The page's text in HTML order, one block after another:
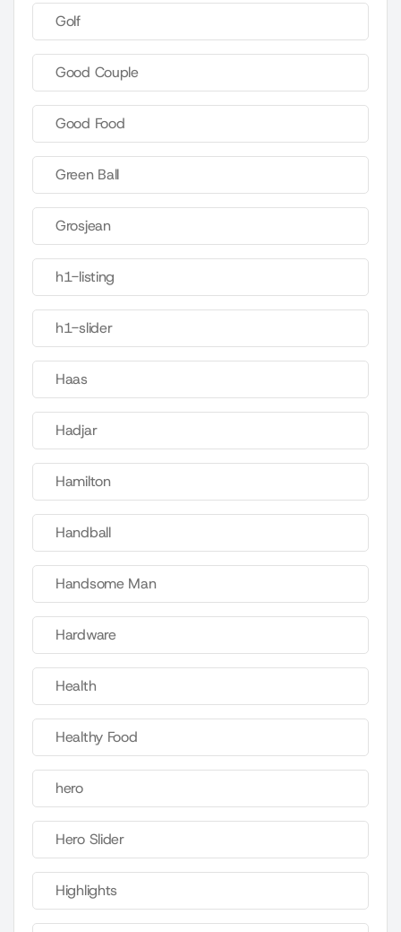
Golf
Good Couple
Good Food
Green Ball
Grosjean
h1-listing
h1-slider
Haas
Hadjar
Hamilton
Handball
Handsome Man
Hardware
Health
Healthy Food
hero
Hero Slider
Highlights